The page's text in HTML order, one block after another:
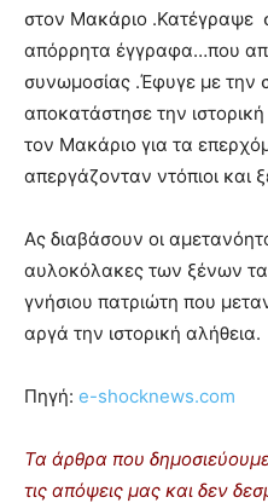
στον Μακάριο .Κατέγραψε
απόρρητα έγγραφα…που
συνωμοσίας .Έφυγε με την
αποκατάστησε την
τον Μακάριο για τα
απεργάζονταν ντόπιοι και
Ας διαβάσουν οι
αυλοκόλακες των ξένων
γνήσιου πατριώτη που
αργά την ιστορική αλήθεια.
Πηγή: e-shocknews.com
Τα άρθρα που
τις απόψεις μας και δεν